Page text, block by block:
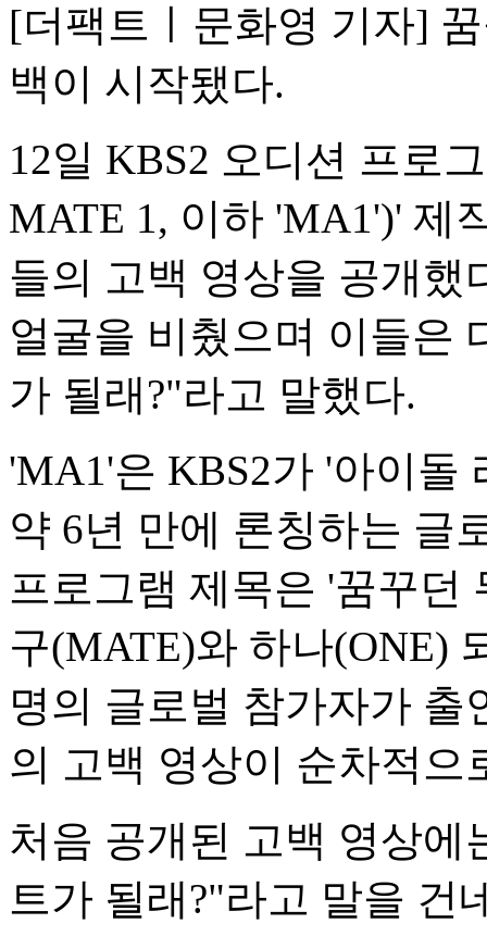
[더팩트ㅣ문화영 기자]
백이 시작됐다.
12일 KBS2 오디션 프로
MATE 1, 이하 'MA1')' 제
들의 고백 영상을 공개했
얼굴을 비췄으며 이들은
가 될래?"라고 말했다.
'MA1'은 KBS2가 '아이돌
약 6년 만에 론칭하는 글
프로그램 제목은 '꿈꾸던
구(MATE)와 하나(ONE)
명의 글로벌 참가자가 출
의 고백 영상이 순차적으
처음 공개된 고백 영상
트가 될래?"라고 말을 건